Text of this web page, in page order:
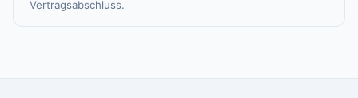
Vertragsabschluss.